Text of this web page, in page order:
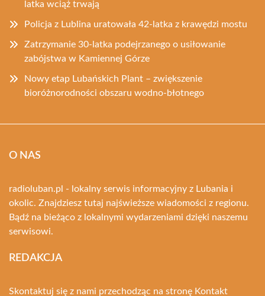
latka wciąż trwają
Policja z Lublina uratowała 42-latka z krawędzi mostu
Zatrzymanie 30-latka podejrzanego o usiłowanie
zabójstwa w Kamiennej Górze
Nowy etap Lubańskich Plant – zwiększenie
bioróżnorodności obszaru wodno-błotnego
O NAS
radioluban.pl - lokalny serwis informacyjny z Lubania i
okolic. Znajdziesz tutaj najświeższe wiadomości z regionu.
Bądź na bieżąco z lokalnymi wydarzeniami dzięki naszemu
serwisowi.
REDAKCJA
Skontaktuj się z nami przechodząc na stronę Kontakt